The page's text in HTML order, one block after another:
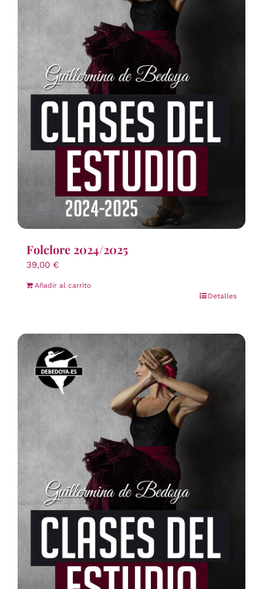
Folclore 2024/2025
39,00 €
Añadir al carrito
Detalles